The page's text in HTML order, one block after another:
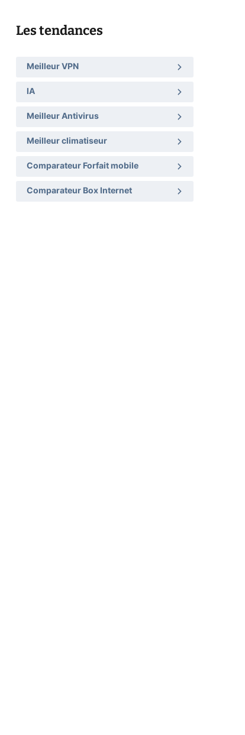
Les tendances
Meilleur VPN
IA
Meilleur Antivirus
Meilleur climatiseur
Comparateur Forfait mobile
Comparateur Box Internet